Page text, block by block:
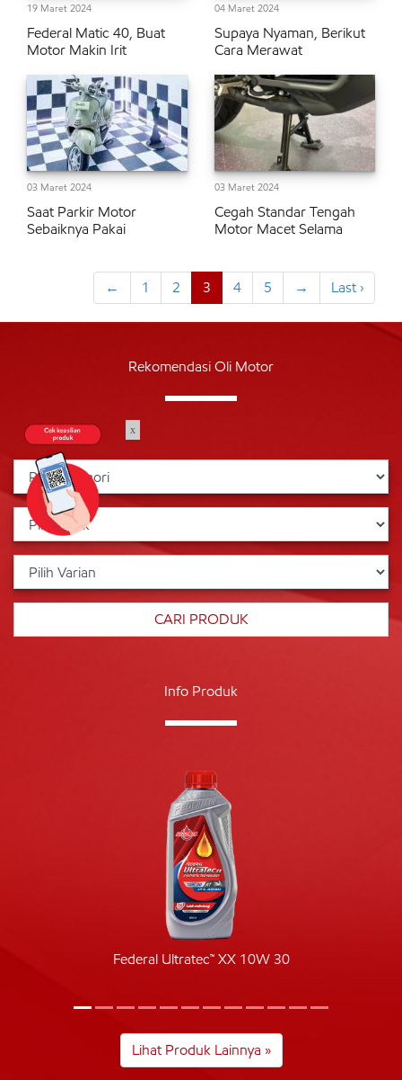
19 Maret 2024
Federal Matic 40, Buat
Motor Makin Irit
04 Maret 2024
Supaya Nyaman, Berikut
Cara Merawat
03 Maret 2024
Saat Parkir Motor
Sebaiknya Pakai
03 Maret 2024
Cegah Standar Tengah
Motor Macet Selama
← 1 2 3 4 5 → Last ›
Rekomendasi Oli Motor
Info Produk
Federal Ultratec™ XX 10W 30
Lihat Produk Lainnya »
x